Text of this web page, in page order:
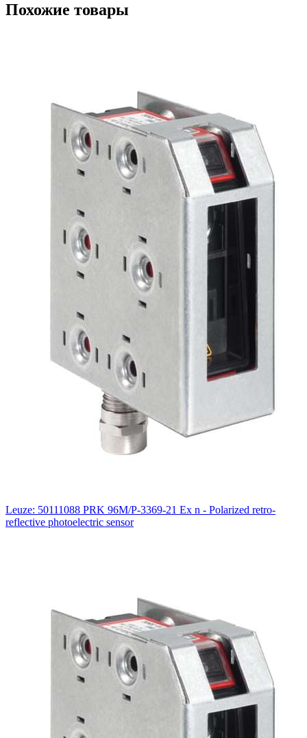
Похожие товары
Leuze: 50111088 PRK 96M/P-3369-21 Ex n - Polarized retro-
reflective photoelectric sensor